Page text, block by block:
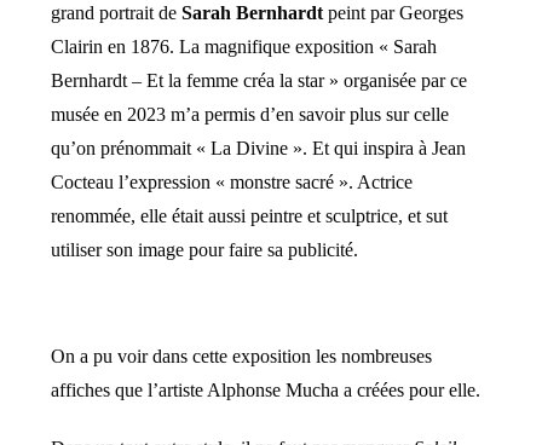
grand portrait deSarah Bernhardt peint par Georges
Clairin en 1876. La magnifique exposition « Sarah
Bernhardt – Et la femme créa la star » organisée par ce
musée en 2023 m’a permis d’en savoir plus sur celle
qu’on prénommait « La Divine ». Et qui inspira à Jean
Cocteau l’expression « monstre sacré ». Actrice
renommée, elle était aussi peintre et sculptrice, et sut
utiliser son image pour faire sa publicité.
On a pu voir dans cette exposition les nombreuses
affiches que l’artiste Alphonse Mucha a créées pour elle.